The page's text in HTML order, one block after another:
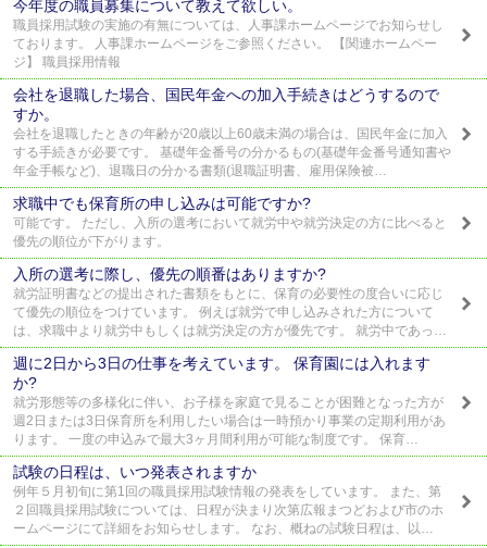
今年度の職員募集について教えて欲しい。
職員採用試験の実施の有無については、人事課ホームページでお知らせし
ております。 人事課ホームページをご参照ください。 【関連ホームペー
ジ】 職員採用情報
会社を退職した場合、国民年金への加入手続きはどうするので
すか。
会社を退職したときの年齢が20歳以上60歳未満の場合は、国民年金に加入
する手続きが必要です。 基礎年金番号の分かるもの(基礎年金番号通知書や
年金手帳など)、退職日の分かる書類(退職証明書、雇用保険被…
求職中でも保育所の申し込みは可能ですか?
可能です。 ただし、入所の選考において就労中や就労決定の方に比べると
優先の順位が下がります。
入所の選考に際し、優先の順番はありますか?
就労証明書などの提出された書類をもとに、保育の必要性の度合いに応じ
て優先の順位をつけています。 例えば就労で申し込みされた方について
は、求職中より就労中もしくは就労決定の方が優先です。 就労中であっ…
週に2日から3日の仕事を考えています。 保育園には入れます
か?
就労形態等の多様化に伴い、お子様を家庭で見ることが困難となった方が
週2日または3日保育所を利用したい場合は一時預かり事業の定期利用があ
ります。 一度の申込みで最大3ヶ月間利用が可能な制度です。 保育…
試験の日程は、いつ発表されますか
例年５月初旬に第1回の職員採用試験情報の発表をしています。 また、第
２回職員採用試験については、日程が決まり次第広報まつどおよび市のホ
ームページにて詳細をお知らせします。 なお、概ねの試験日程は、以…